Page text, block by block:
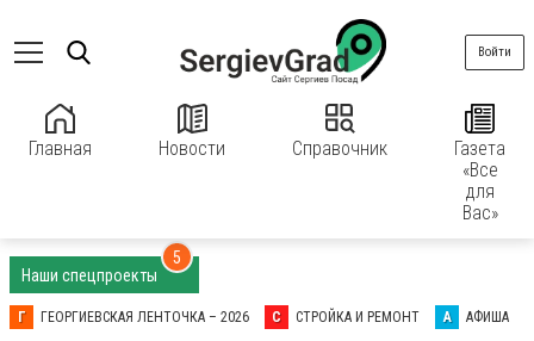
Главная Новости Справочник
Газета
«Все
для
Вас»
Войти
Наши спецпроекты
5
Г ГЕОРГИЕВСКАЯ ЛЕНТОЧКА – 2026 С СТРОЙКА И РЕМОНТ А АФИША